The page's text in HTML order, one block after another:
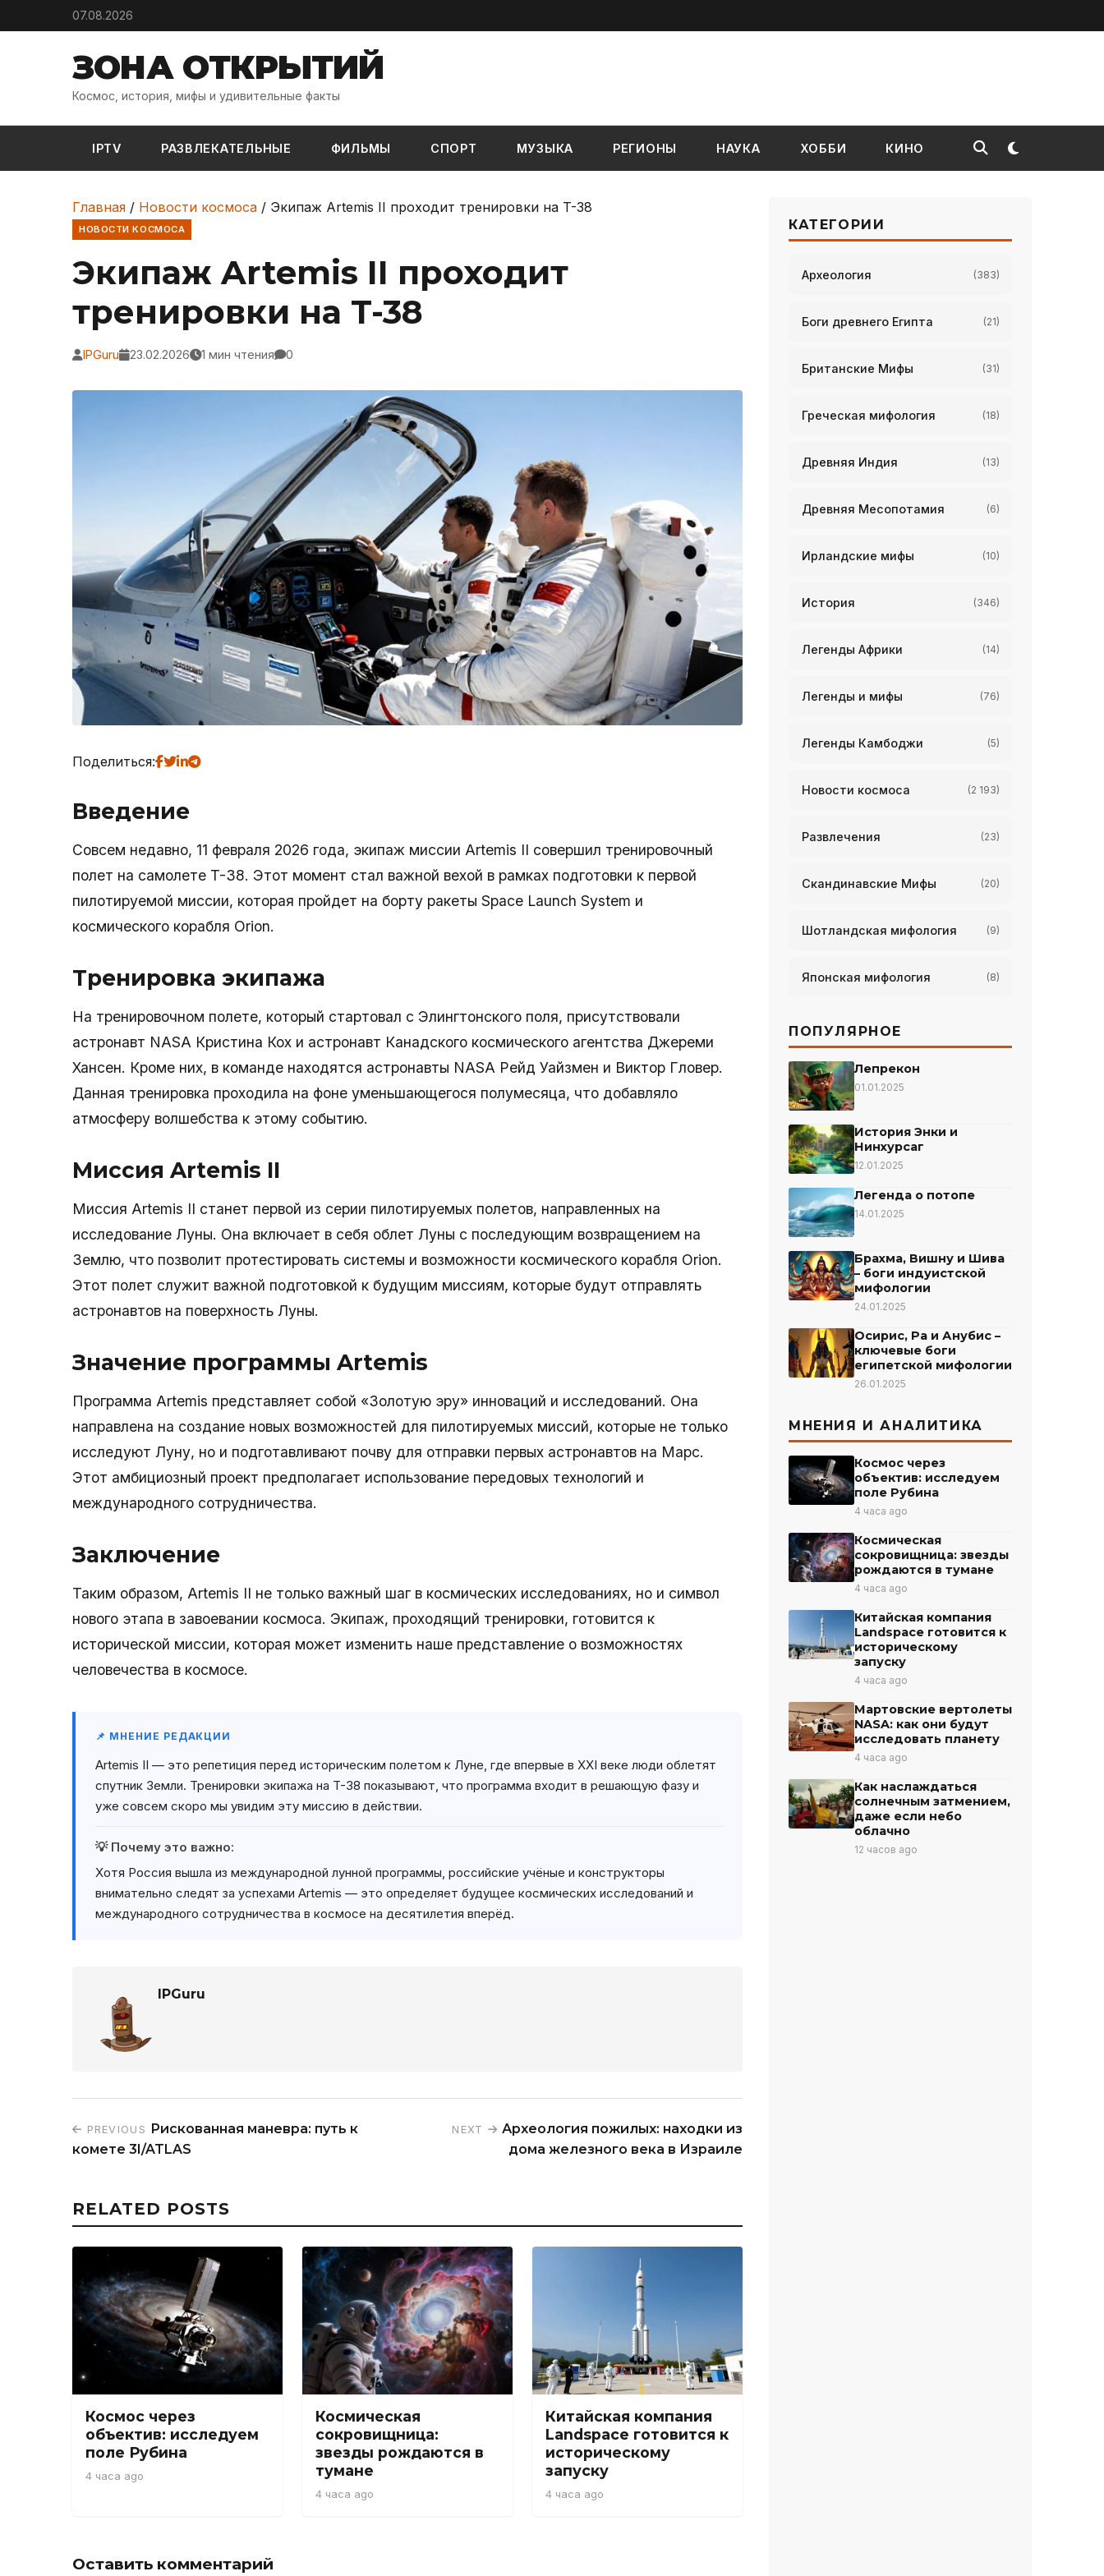
Skip to content07.08.2026
ЗОНА ОТКРЫТИЙ
Космос, история, мифы и удивительные факты
IPTV РАЗВЛЕКАТЕЛЬНЫЕ ФИЛЬМЫ СПОРТ МУЗЫКА РЕГИОНЫ НАУКА ХОББИ КИНО
Главная / Новости космоса / Экипаж Artemis II проходит тренировки на T-38
НОВОСТИ КОСМОСА
Экипаж Artemis II проходит
тренировки на T-38
IPGuru 23.02.2026 1 мин чтения 0
Поделиться:
Введение
Совсем недавно, 11 февраля 2026 года, экипаж миссии Artemis II совершил тренировочный
полет на самолете T-38. Этот момент стал важной вехой в рамках подготовки к первой
пилотируемой миссии, которая пройдет на борту ракеты Space Launch System и
космического корабля Orion.
Тренировка экипажа
На тренировочном полете, который стартовал с Элингтонского поля, присутствовали
астронавт NASA Кристина Кох и астронавт Канадского космического агентства Джереми
Хансен. Кроме них, в команде находятся астронавты NASA Рейд Уайзмен и Виктор Гловер.
Данная тренировка проходила на фоне уменьшающегося полумесяца, что добавляло
атмосферу волшебства к этому событию.
Миссия Artemis II
Миссия Artemis II станет первой из серии пилотируемых полетов, направленных на
исследование Луны. Она включает в себя облет Луны с последующим возвращением на
Землю, что позволит протестировать системы и возможности космического корабля Orion.
Этот полет служит важной подготовкой к будущим миссиям, которые будут отправлять
астронавтов на поверхность Луны.
Значение программы Artemis
Программа Artemis представляет собой «Золотую эру» инноваций и исследований. Она
направлена на создание новых возможностей для пилотируемых миссий, которые не только
исследуют Луну, но и подготавливают почву для отправки первых астронавтов на Марс.
Этот амбициозный проект предполагает использование передовых технологий и
международного сотрудничества.
Заключение
Таким образом, Artemis II не только важный шаг в космических исследованиях, но и символ
нового этапа в завоевании космоса. Экипаж, проходящий тренировки, готовится к
исторической миссии, которая может изменить наше представление о возможностях
человечества в космосе.
📌 МНЕНИЕ РЕДАКЦИИ
Artemis II — это репетиция перед историческим полетом к Луне, где впервые в XXI веке люди облетят
спутник Земли. Тренировки экипажа на T-38 показывают, что программа входит в решающую фазу и
уже совсем скоро мы увидим эту миссию в действии.
💡 Почему это важно:
Хотя Россия вышла из международной лунной программы, российские учёные и конструкторы
внимательно следят за успехами Artemis — это определяет будущее космических исследований и
международного сотрудничества в космосе на десятилетия вперёд.
IPGuru
PREVIOUS Рискованная маневра: путь к
комете 3I/ATLAS
NEXT
Археология пожилых: находки из
дома железного века в Израиле
RELATED POSTS
Космос через
объектив: исследуем
поле Рубина
4 часа ago
Космическая
сокровищница:
звезды рождаются в
тумане
4 часа ago
Китайская компания
Landspace готовится к
историческому
запуску
4 часа ago
Оставить комментарий
КАТЕГОРИИ
Археология (383)
Боги древнего Египта (21)
Британские Мифы (31)
Греческая мифология (18)
Древняя Индия (13)
Древняя Месопотамия (6)
Ирландские мифы (10)
История (346)
Легенды Африки (14)
Легенды и мифы (76)
Легенды Камбоджи (5)
Новости космоса (2 193)
Развлечения (23)
Скандинавские Мифы (20)
Шотландская мифология (9)
Японская мифология (8)
ПОПУЛЯРНОЕ
Лепрекон
01.01.2025
История Энки и
Нинхурсаг
12.01.2025
Легенда о потопе
14.01.2025
Брахма, Вишну и Шива
– боги индуистской
мифологии
24.01.2025
Осирис, Ра и Анубис –
ключевые боги
египетской мифологии
26.01.2025
МНЕНИЯ И АНАЛИТИКА
Космос через
объектив: исследуем
поле Рубина
4 часа ago
Космическая
сокровищница: звезды
рождаются в тумане
4 часа ago
Китайская компания
Landspace готовится к
историческому
запуску
4 часа ago
Мартовские вертолеты
NASA: как они будут
исследовать планету
4 часа ago
Как наслаждаться
солнечным затмением,
даже если небо
облачно
12 часов ago